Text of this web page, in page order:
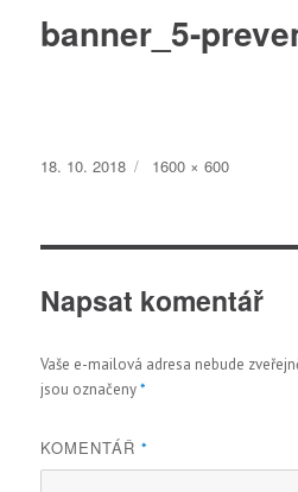
banner_5-
Publikováno:
18. 10. 2018
Původní
1600 × 600
Napsat komentář
Vaše e-mailová adresa nebude
jsou označeny*
KOMENTÁŘ*